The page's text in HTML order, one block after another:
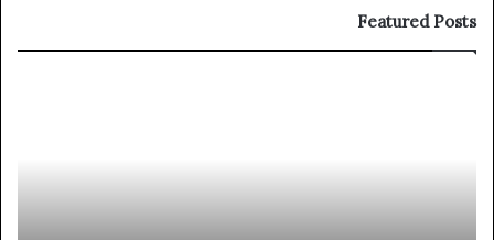
Featured Posts